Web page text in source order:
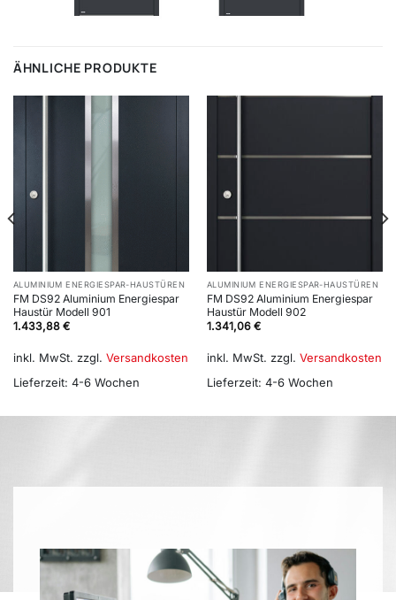
ÄHNLICHE PRODUKTE
ALUMINIUM ENERGIESPAR-HAUSTÜREN
FM DS92 Aluminium Energiespar
Haustür Modell 901
1.433,88 €
inkl. MwSt. zzgl. Versandkosten
Lieferzeit: 4-6 Wochen
ALUMINIUM ENERGIESPAR-HAUSTÜREN
FM DS92 Aluminium Energiespar
Haustür Modell 902
1.341,06 €
inkl. MwSt. zzgl. Versandkosten
Lieferzeit: 4-6 Wochen